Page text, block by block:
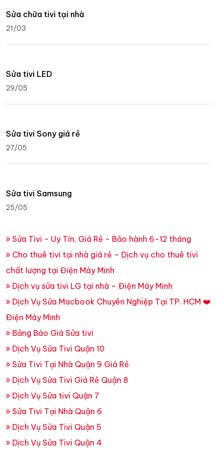
Sửa chữa tivi tại nhà
21/03
Sửa tivi LED
29/05
Sửa tivi Sony giá rẻ
27/05
Sửa tivi Samsung
25/05
Sửa Tivi - Uy Tín, Giá Rẻ - Bảo hành 6-12 tháng
Cho thuê tivi tại nhà giá rẻ – Dịch vụ cho thuê tivi
chất lượng tại Điện Máy Minh
Dịch vụ sửa tivi LG tại nhà – Điện Máy Minh
Dịch Vụ Sửa Macbook Chuyên Nghiệp Tại TP. HCM ❤️
Điện Máy Minh
Bảng Báo Giá Sửa tivi
Dịch Vụ Sửa Tivi Quận 10
Sửa Tivi Tại Nhà Quận 9 Giá Rẻ
Dịch Vụ Sửa Tivi Giá Rẻ Quận 8
Dịch Vụ Sửa tivi Quận 7
Sửa Tivi Tại Nhà Quận 6
Dịch Vụ Sửa Tivi Quận 5
Dịch Vụ Sửa Tivi Quận 4